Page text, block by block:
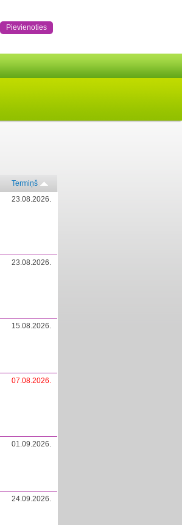
Termiņš
23.08.2026.
23.08.2026.
15.08.2026.
07.08.2026.
01.09.2026.
24.09.2026.